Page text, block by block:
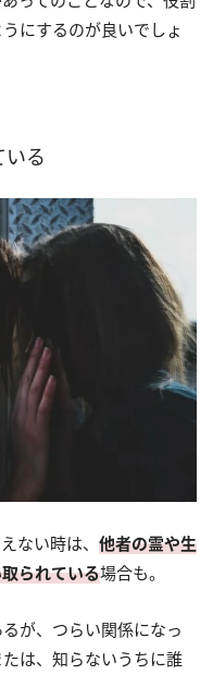
にするのが良いでしょ
いる
ない時は、 他者の霊や生
られている場合も。
が、つらい関係になっ
は、知らないうちに誰